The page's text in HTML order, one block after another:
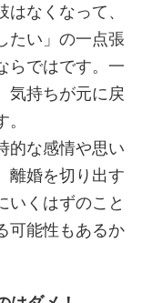
なくなって、
たい」の一点張
らではです。一
気持ちが元に戻
的な感情や思い
離婚を切り出す
いくはずのこと
可能性もあるか